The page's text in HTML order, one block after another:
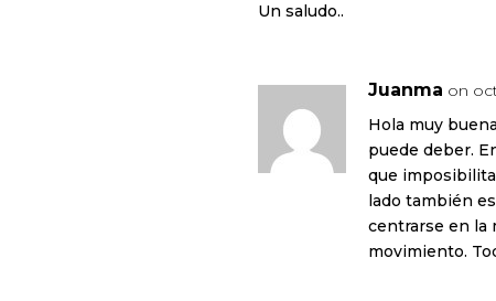
Un saludo..
Juanma on
Hola muy
puede deber.
que
lado también
centrarse en la
movimiento.